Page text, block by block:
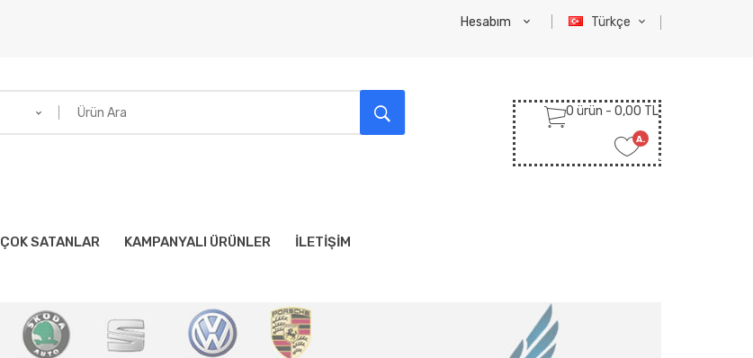
Türkçe
Hesabım
0 ürün - 0,00 TL
A.
Listem
ÇOK SATANLAR KAMPANYALI ÜRÜNLER İLETIŞIM